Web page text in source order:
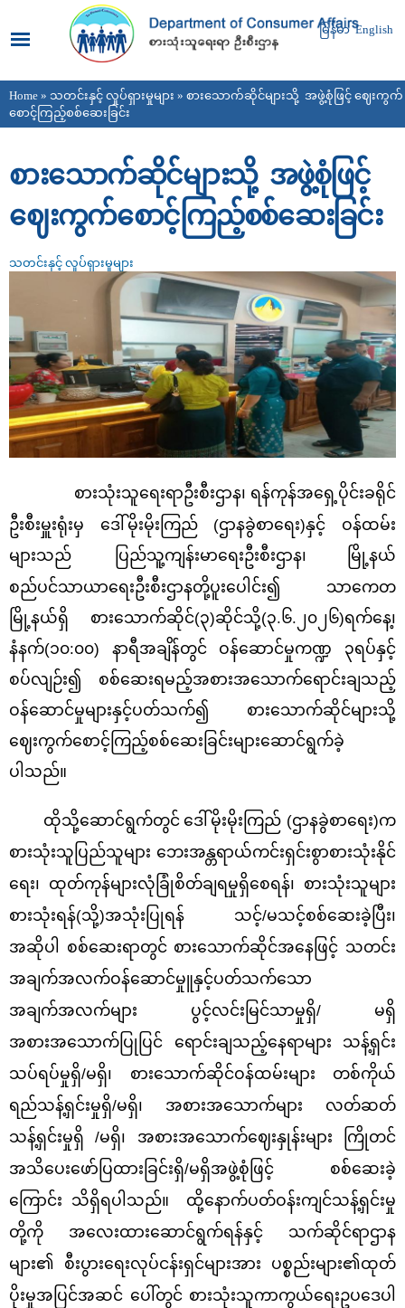
main
content
မြန်မာ English
You are here
Home » သတင်းနှင့် လှုပ်ရှားမှုများ » စားသောက်ဆိုင်များသို့ အဖွဲ့စုံဖြင့် ဈေးကွက်
စောင့်ကြည့်စစ်ဆေးခြင်း
စားသောက်ဆိုင်များသို့ အဖွဲ့စုံဖြင့်
ဈေးကွက်စောင့်ကြည့်စစ်ဆေးခြင်း
သတင်းနှင့် လှုပ်ရှားမှုများ
စားသုံးသူရေးရာဦးစီးဌာန၊ ရန်ကုန်အရှေ့ပိုင်းခရိုင်
ဦးစီးမှူးရုံးမှ ဒေါ်မိုးမိုးကြည် (ဌာနခွဲစာရေး)နှင့် ဝန်ထမ်း
များသည်
ပြည်သူ့ကျန်းမာရေးဦးစီးဌာန၊
မြို့နယ်
စည်ပင်သာယာရေးဦးစီးဌာနတို့ပူးပေါင်း၍ သာကေတ
မြို့နယ်ရှိ စားသောက်ဆိုင်(၃)ဆိုင်သို့(၃.၆.၂၀၂၆)ရက်နေ့၊
နံနက်(၁၀:၀၀) နာရီအချိန်တွင် ဝန်ဆောင်မှုကဏ္ဍ ၃ရပ်နှင့်
စပ်လျဉ်း၍ စစ်ဆေးရမည့်အစားအသောက်ရောင်းချသည့်
ဝန်ဆောင်မှုများနှင့်ပတ်သက်၍ စားသောက်ဆိုင်များသို့
ဈေးကွက်စောင့်ကြည့်စစ်ဆေးခြင်းများဆောင်ရွက်ခဲ့
ပါသည်။
ထိုသို့ဆောင်ရွက်တွင် ဒေါ်မိုးမိုးကြည် (ဌာနခွဲစာရေး)က
စားသုံးသူပြည်သူများ ဘေးအန္တရာယ်ကင်းရှင်းစွာစားသုံးနိုင်
ရေး၊ ထုတ်ကုန်များလုံခြုံစိတ်ချရမှုရှိစေရန်၊ စားသုံးသူများ
စားသုံးရန်(သို့)အသုံးပြုရန် သင့်/မသင့်စစ်ဆေးခဲ့ပြီး၊
အဆိုပါ စစ်ဆေးရာတွင် စားသောက်ဆိုင်အနေဖြင့် သတင်း
အချက်အလက်ဝန်ဆောင်မှုူနှင့်ပတ်သက်သော
အချက်အလက်များ ပွင့်လင်းမြင်သာမှုရှိ/ မရှိ
အစားအသောက်ပြုပြင် ရောင်းချသည့်နေရာများ သန့်ရှင်း
သပ်ရပ်မှုရှိ/မရှိ၊ စားသောက်ဆိုင်ဝန်ထမ်းများ တစ်ကိုယ်
ရည်သန့်ရှင်းမှုရှိ/မရှိ၊ အစားအသောက်များ လတ်ဆတ်
သန့်ရှင်းမှုရှိ /မရှိ၊ အစားအသောက်ဈေးနှုန်းများ ကြိုတင်
အသိပေးဖော်ပြထားခြင်းရှိ/မရှိအဖွဲ့စုံဖြင့် စစ်ဆေးခဲ့
ကြောင်း သိရှိရပါသည်။ ထို့နောက်ပတ်ဝန်းကျင်သန့်ရှင်းမှု
တို့ကို အလေးထားဆောင်ရွက်ရန်နှင့် သက်ဆိုင်ရာဌာန
များ၏ စီးပွားရေးလုပ်ငန်းရှင်များအား ပစ္စည်းများ၏ထုတ်
ပိုးမှုအပြင်အဆင် ပေါ်တွင် စားသုံးသူကာကွယ်ရေးဥပဒေပါ